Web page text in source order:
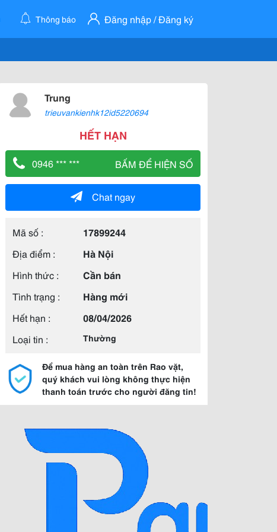
Thông báo Đăng nhập / Đăng ký
Trung
trieuvankienhk12id5220694
HẾT HẠN
0946 *** *** BẤM ĐỂ HIỆN SỐ
Chat ngay
Mã số :
17899244
Địa điểm :
Hà Nội
Hình thức :
Cần bán
Tình trạng :
Hàng mới
Hết hạn :
08/04/2026
Loại tin :
Thường
Để mua hàng an toàn trên Rao vặt,
quý khách vui lòng không thực hiện
thanh toán trước cho người đăng tin!